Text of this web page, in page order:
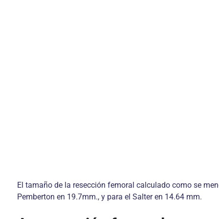
El tamaño de la resección femoral calculado como se
Pemberton en 19.7mm., y para el Salter en 14.64 mm.